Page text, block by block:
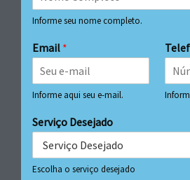
Informe seu nome completo.
Email *
Informe aqui seu e-mail.
Serviço Desejado
Escolha o serviço desejado